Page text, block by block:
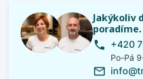
Jakýkoliv
poradíme.
phone +420
Po-Pá
mail_outline